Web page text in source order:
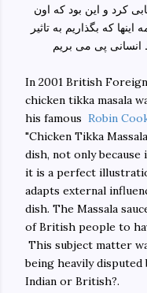
کرد و این بود که اون
که بگذاریم به تاثیر
In 2001 British
chicken tikka masala
his famous Robin
"Chicken Tikka
dish, not only
it is a perfect
adapts external
dish. The Massala
of British people to
This subject matter
being heavily
Indian or British?.